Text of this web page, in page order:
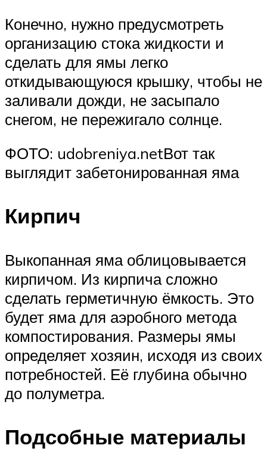
Конечно, нужно предусмотреть
организацию стока жидкости и
сделать для ямы легко
откидывающуюся крышку, чтобы не
заливали дожди, не засыпало
снегом, не пережигало солнце.
ФОТО: udobreniya.netВот так
выглядит забетонированная яма
Кирпич
Выкопанная яма облицовывается
кирпичом. Из кирпича сложно
сделать герметичную ёмкость. Это
будет яма для аэробного метода
компостирования. Размеры ямы
определяет хозяин, исходя из своих
потребностей. Её глубина обычно
до полуметра.
Подсобные материалы